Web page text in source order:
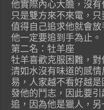
他實際內心大膽，沒
只是雙方來不來電，
值得自己追求他就會
他一定要追到手為止。
第二名：牡羊座
牡羊喜歡克服困難，
清如水沒有味道的感
易，人家越不看好越
發他的鬥志，因此要
追，因為他是獵人，另